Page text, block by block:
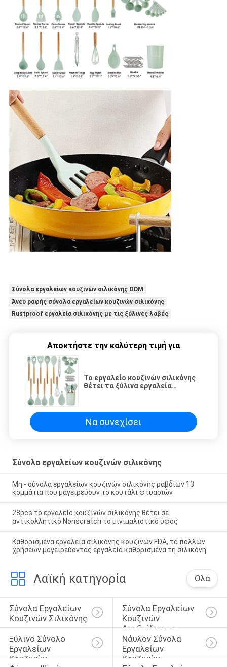
Σύνολα εργαλείων κουζινών σιλικόνης ODM
Άνευ ραφής σύνολα εργαλείων κουζινών σιλικόνης
Rustproof εργαλεία σιλικόνης με τις ξύλινες λαβές
Αποκτήστε την καλύτερη τιμή για
Το εργαλείο κουζινών σιλικόνης
θέτει τα ξύλινα εργαλεία
Να συνεχίσει
Σύνολα εργαλείων κουζινών σιλικόνης
Μη - σύνολα εργαλείων κουζινών σιλικόνης ραβδιών 13
κομμάτια που μαγειρεύουν το κουτάλι φτυαριών
28pcs το εργαλείο κουζινών σιλικόνης θέτει σε
αντικολλητικό Nonscratch το μινιμαλιστικό ύφος
Καθορισμένα εργαλεία σιλικόνης κουζινών FDA, τα πολλών
χρήσεων μαγειρεύοντας εργαλεία καθορισμένα τη σιλικόνη
Λαϊκή κατηγορία Όλα
Σύνολα Εργαλείων
Κουζινών Σιλικόνης
Σύνολα Εργαλείων
Κουζινών
Ανοξείδωτου
Ξύλινο Σύνολο
Εργαλείων
Κουζινών
Νάυλον Σύνολα
Εργαλείων
Κουζινών